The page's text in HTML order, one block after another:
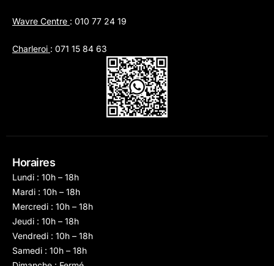
Wavre Centre : 010 77 24 19
Charleroi : 071 15 84 63
Horaires
Lundi : 10h – 18h
Mardi : 10h – 18h
Mercredi : 10h – 18h
Jeudi : 10h – 18h
Vendredi : 10h – 18h
Samedi : 10h – 18h